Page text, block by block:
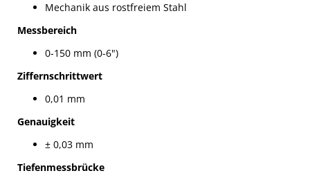
Mechanik aus rostfreiem Stahl
Messbereich
0-150 mm (0-6")
Ziffernschrittwert
0,01 mm
Genauigkeit
± 0,03 mm
Tiefenmessbrücke